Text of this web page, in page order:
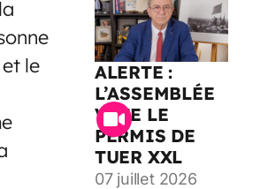
le
ALERTE :
L’ASSEMBLÉE
VOTE LE
PERMIS DE
TUER XXL
07 juillet 2026